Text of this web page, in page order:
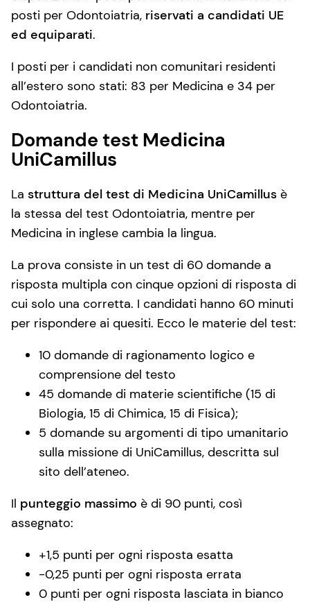
posti per Odontoiatria, riservati a candidati UE
ed equiparati.
I posti per i candidati non comunitari residenti
all’estero sono stati: 83 per Medicina e 34 per
Odontoiatria.
Domande test Medicina
UniCamillus
La struttura del test di Medicina UniCamillus è
la stessa del test Odontoiatria, mentre per
Medicina in inglese cambia la lingua.
La prova consiste in un test di 60 domande a
risposta multipla con cinque opzioni di risposta di
cui solo una corretta. I candidati hanno 60 minuti
per rispondere ai quesiti. Ecco le materie del test:
10 domande di ragionamento logico e
comprensione del testo
45 domande di materie scientifiche (15 di
Biologia, 15 di Chimica, 15 di Fisica);
5 domande su argomenti di tipo umanitario
sulla missione di UniCamillus, descritta sul
sito dell’ateneo.
Il punteggio massimo è di 90 punti, così
assegnato:
+1,5 punti per ogni risposta esatta
-0,25 punti per ogni risposta errata
0 punti per ogni risposta lasciata in bianco